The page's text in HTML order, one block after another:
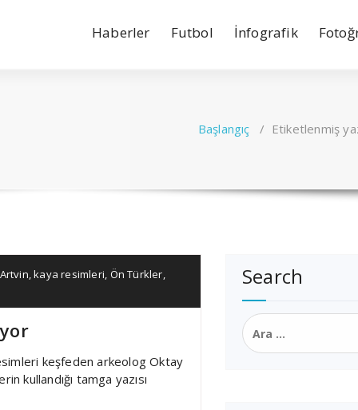
Haberler Futbol İnfografik
Başlangıç / Etiketlenmiş
Artvin,kaya resimleri, Ön Türkler,
keşfeden arkeolog Oktay
kullandığı tamga yazısı
Search
Arama: